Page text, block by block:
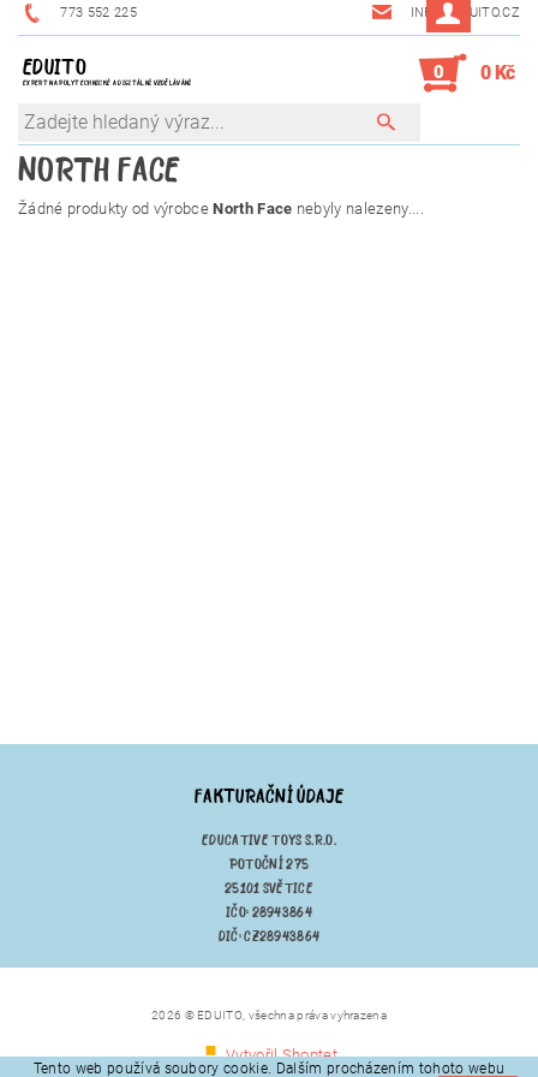
773 552 225 INFO@EDUITO.CZ
EDUITO
EXPERT NA POLYTECHNICKÉ A DIGITÁLNÍ VZDĚLÁVÁNÍ
0 0 Kč
NORTH FACE
Žádné produkty od výrobceNorth Face nebyly nalezeny....
FAKTURAČNÍ ÚDAJE
EDUCATIVE TOYS S.R.O.
POTOČNÍ 275
25101 SVĚTICE
IČO: 28943864
DIČ: CZ28943864
2026 © EDUITO, všechna práva vyhrazena
Vytvořil Shoptet
Tento web používá soubory cookie. Dalším procházením tohoto webu